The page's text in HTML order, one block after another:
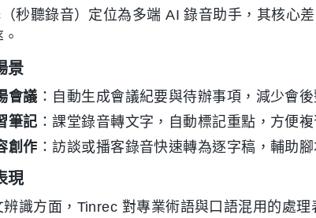
秒聽錄音）定位為多端 AI 錄音助手，其核心
景
會議 ：自動生成會議紀要與待辦事項，減少會後
筆記 ：課堂錄音轉文字，自動標記重點，方便複
創作 ：訪談或播客錄音快速轉為逐字稿，輔助腳
現
辨識方面，Tinrec 對專業術語與口語混用的處